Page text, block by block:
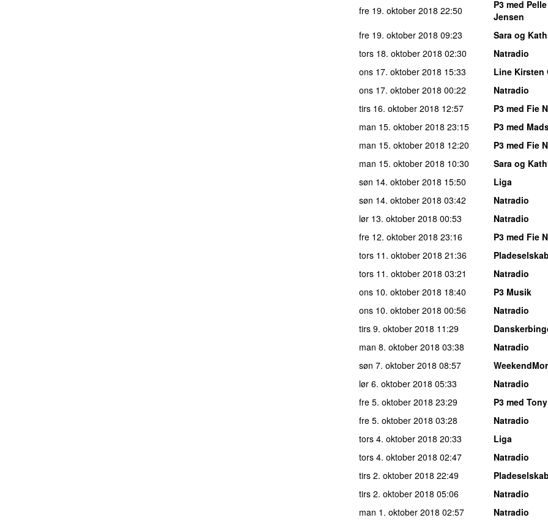
fre 19. oktober 2018 22:50 P3 med
Jensen
fre 19. oktober 2018 09:23
Sara og
tors 18. oktober 2018 02:30
Natradio
ons 17. oktober 2018 15:33
Line Kirsten
ons 17. oktober 2018 00:22
Natradio
tirs 16. oktober 2018 12:57
P3 med Fie
man 15. oktober 2018 23:15
P3 med
man 15. oktober 2018 12:20
P3 med Fie
man 15. oktober 2018 10:30
Sara og
søn 14. oktober 2018 15:50
Liga
søn 14. oktober 2018 03:42
Natradio
lør 13. oktober 2018 00:53
Natradio
fre 12. oktober 2018 23:16
P3 med Fie
tors 11. oktober 2018 21:36
tors 11. oktober 2018 03:21
Natradio
ons 10. oktober 2018 18:40
P3 Musik
ons 10. oktober 2018 00:56
Natradio
tirs 9. oktober 2018 11:29
man 8. oktober 2018 03:38
Natradio
søn 7. oktober 2018 08:57
lør 6. oktober 2018 05:33
Natradio
fre 5. oktober 2018 23:29
P3 med
fre 5. oktober 2018 03:28
Natradio
tors 4. oktober 2018 20:33
Liga
tors 4. oktober 2018 02:47
Natradio
tirs 2. oktober 2018 22:49
tirs 2. oktober 2018 05:06
Natradio
man 1. oktober 2018 02:57
Natradio